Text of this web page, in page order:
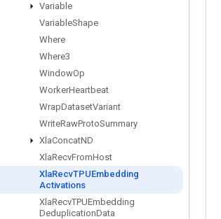
Variable
VariableShape
Where
Where3
WindowOp
WorkerHeartbeat
WrapDatasetVariant
WriteRawProtoSummary
XlaConcatND
XlaRecvFromHost
XlaRecvTPUEmbedding
Activations
XlaRecvTPUEmbedding
DeduplicationData